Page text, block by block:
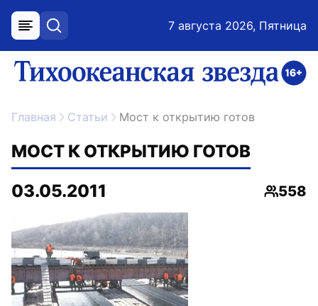
меню поиск 7 августа 2026, Пятница
ссылка на главную
Главная Статьи Мост к открытию готов
МОСТ К ОТКРЫТИЮ ГОТОВ
03.05.2011
558